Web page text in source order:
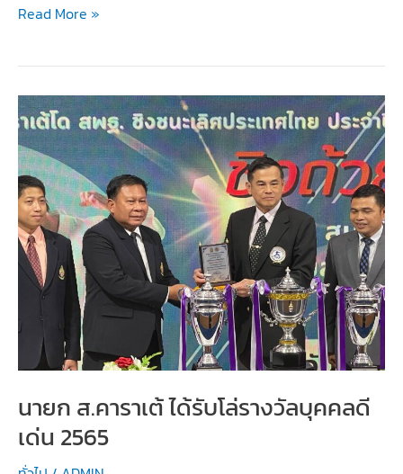
ประชุม
พร้อม
แข่งขัน
กีฬา
ระดับ
นานาชาติ
Read More »
นายก ส.คาราเต้ ได้รับโล่รางวัลบุคคลดี
เด่น 2565